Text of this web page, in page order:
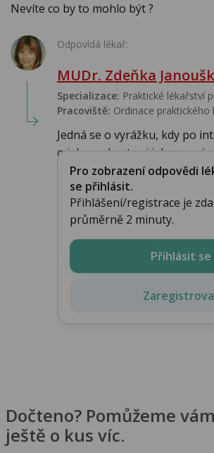
Nevíte co by to mohlo být ?
Odpovídá lékař:
MUDr. Zdeňka
Specializace: Praktické lékařství
Pracoviště: Ordinace praktického
Jedná se o vyrážku, kdy po
o jakou, zkuste si jako první
Pro zobrazení odpovědi
se přihlásit.
Přihlášení/registrace je
průměrně 2 minuty.
Přihlásit se
Dočteno? Pomůžeme vám
ještě o kus víc.